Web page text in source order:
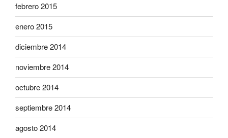
febrero 2015
enero 2015
diciembre 2014
noviembre 2014
octubre 2014
septiembre 2014
agosto 2014